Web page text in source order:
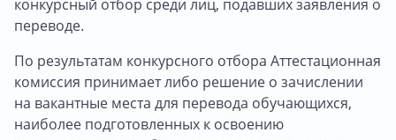
конкурсный отбор среди лиц, подавших заявления о
переводе.
По результатам конкурсного отбора Аттестационная
комиссия принимает либо решение о зачислении
на вакантные места для перевода обучающихся,
наиболее подготовленных к освоению